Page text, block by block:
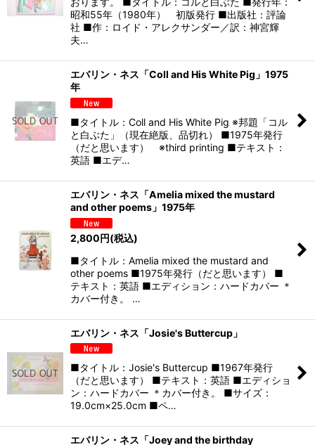
昭和55年（1980年） 初版発行 ■出版社：評論
社 ■作：ロイド・アレクサンダー／訳：神宮輝
夫…
エバリン・ネス「Coll and His White Pig」1975
年
■タイトル：Coll and His White Pig ※邦題「コル
と白ぶた」（現在絶版、品切れ） ■1975年発行
（だと思います） ※third printing ■テキスト：
英語 ■エデ…
エバリン・ネス「Amelia mixed the mustard
and other poems」1975年
2,800円(税込)
■タイトル：Amelia mixed the mustard and
other poems ■1975年発行（だと思います） ■
テキスト：英語 ■エディション：ハードカバー ＊
カバー付き。 …
エバリン・ネス「Josie's Buttercup」
■タイトル：Josie's Buttercup ■1967年発行
（だと思います） ■テキスト：英語 ■エディショ
ン：ハードカバー ＊カバー付き。 ■サイズ：
19.0cm×25.0cm ■ペ…
エバリン・ネス「Joey and the birthday